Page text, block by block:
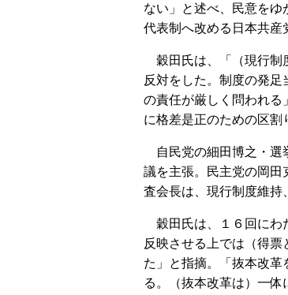
ない」と述べ、民意をゆ
代表制へ改める日本共産
穀田氏は、「（現行制
反対をした。制度の発
の責任が厳しく問われる
に格差是正のための区割
自民党の細田博之・選
議を主張。民主党の岡田
査会長は、現行制度維持
穀田氏は、１６回にわ
反映させる上では（得
た」と指摘。「抜本改革
る。（抜本改革は）一